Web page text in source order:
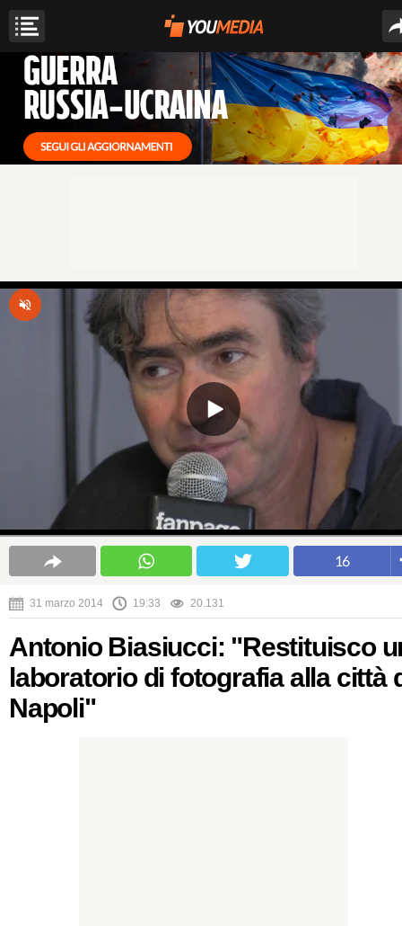
16
31 marzo 2014 19:33 20.131
Antonio Biasiucci: "Restituisco
laboratorio di fotografia alla città
Napoli"